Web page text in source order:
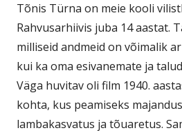
Tõnis Türna on meie kooli
Rahvusarhiivis juba 14 aastat.
milliseid andmeid on võimalik
kui ka oma esivanemate ja
Väga huvitav oli film 1940.
kohta, kus peamiseks
lambakasvatus ja tõuaretus.